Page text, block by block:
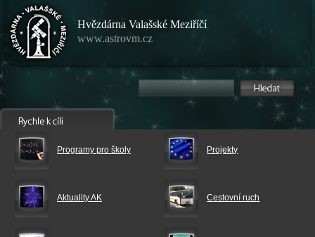
Hvězdárna Valašské Meziříčí
www.astrovm.cz
Programy pro školy Projekty
Aktuality AK Cestovní ruch